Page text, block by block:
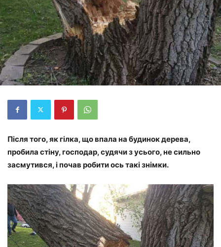
Після того, як гілка, що впала на будинок дерева,
пробила стіну, господар, судячи з усього, не сильно
засмутився, і почав робити ось такі знімки.